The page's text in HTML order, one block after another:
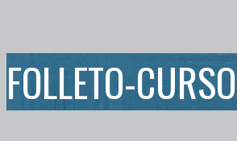
FOLLETO-